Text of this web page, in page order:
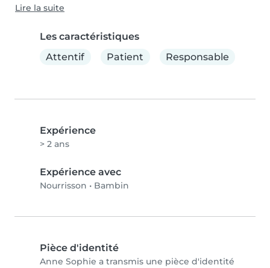
Lire la suite
Les caractéristiques
Attentif
Patient Responsable
Expérience
> 2 ans
Expérience avec
Nourrisson • Bambin
Pièce d'identité
Anne Sophie a transmis une pièce d'identité